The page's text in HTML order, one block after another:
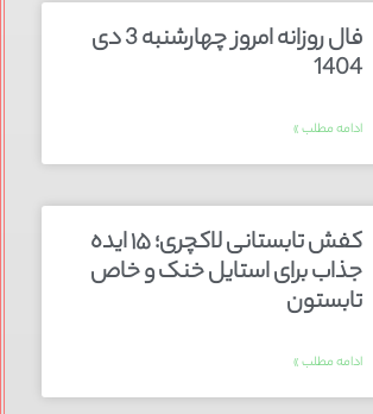
فال روزانه امروز چهارشنبه 3 دی
1404
ادامه مطلب »
کفش تابستانی لاکچری؛ ۱۵ ایده‌
جذاب برای استایل خنک و خاص
تابستون
ادامه مطلب »